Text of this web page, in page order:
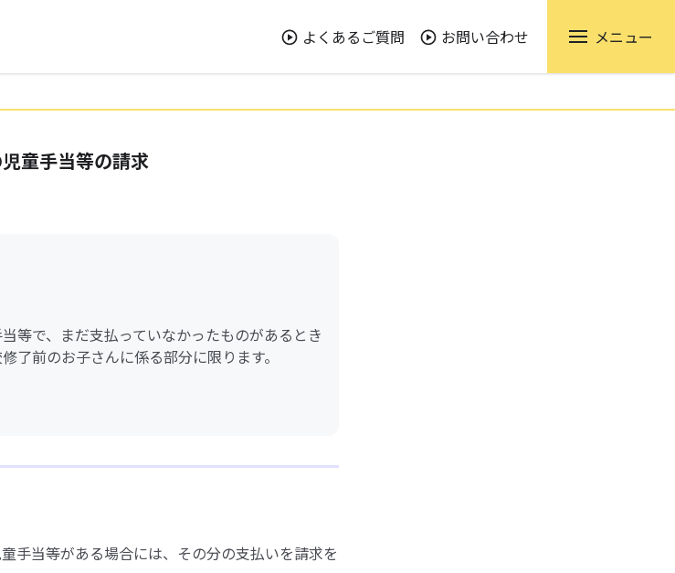
よくあるご質問 お問い合わせ メニュー
童手当等の請求
等で、まだ支払っていなかったものがあるとき
了前のお子さんに係る部分に限ります。
手当等がある場合には、その分の支払いを請求を